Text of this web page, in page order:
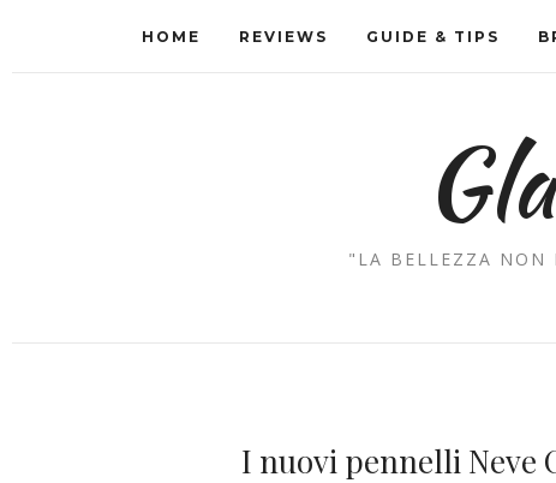
HOME REVIEWS GUIDE & TIPS
"LA BELLEZZA NON
I nuovi pennelli Neve